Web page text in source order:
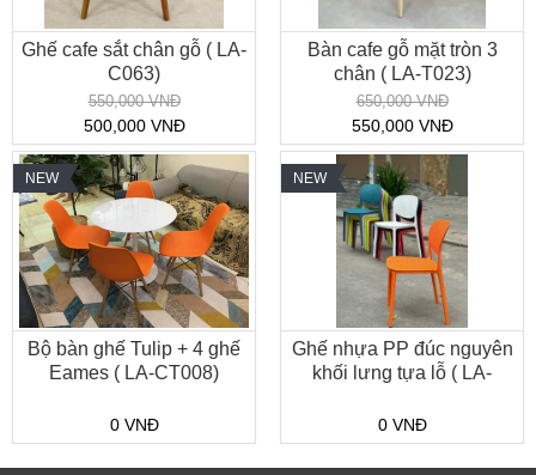
Ghế cafe sắt chân gỗ ( LA-
C063)
550,000 VNĐ
500,000 VNĐ
Bàn cafe gỗ mặt tròn 3
chân ( LA-T023)
650,000 VNĐ
550,000 VNĐ
NEW
Bộ bàn ghế Tulip + 4 ghế
Eames ( LA-CT008)
0 VNĐ
NEW
Ghế nhựa PP đúc nguyên
khối lưng tựa lỗ ( LA-
0 VNĐ